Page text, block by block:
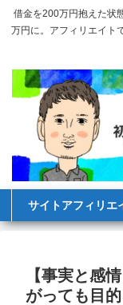
借金を200万円抱えた状
万円に。アフィリエイト
サイトアフィリエ
【事実と感
がっても目